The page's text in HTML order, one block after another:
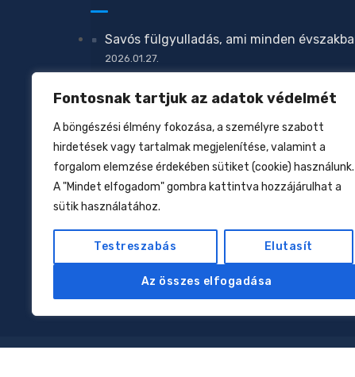
Fontosnak tartjuk az adatok védelmét
A böngészési élmény fokozása, a személyre szabott
hirdetések vagy tartalmak megjelenítése, valamint a
forgalom elemzése érdekében sütiket (cookie) használunk.
A "Mindet elfogadom" gombra kattintva hozzájárulhat a
sütik használatához.
Testreszabás Elutasít
Az összes elfogadása
Savós fülgyulladás, ami minden
2026.01.27.
Megelőzhető-e az atopiás dermatitisz?
Zavar a növekedésben
2026.01.27.
Csecsemőtáplálás az elmúlt 160 évben
2026.01.17.
Allergiák: kell-e nekünk az eliminációs